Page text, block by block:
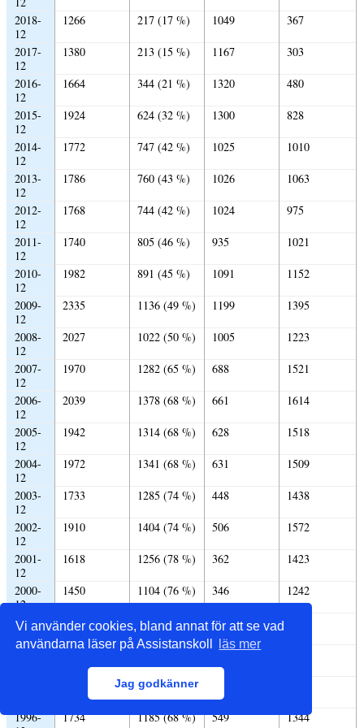
Vi använder cookies, bland annat för att se vad
användarna läser på Assistanskoll
läs mer
Jag godkänner
2018-
12
1266 217 (17 %) 1049 367
2017-
12
1380 213 (15 %) 1167 303
2016-
12
1664 344 (21 %) 1320 480
2015-
12
1924 624 (32 %) 1300 828
2014-
12
1772 747 (42 %) 1025 1010
2013-
12
1786 760 (43 %) 1026 1063
2012-
12
1768 744 (42 %) 1024 975
2011-
12
1740 805 (46 %) 935 1021
2010-
12
1982 891 (45 %) 1091 1152
2009-
12
2335 1136 (49 %) 1199 1395
2008-
12
2027 1022 (50 %) 1005 1223
2007-
12
1970 1282 (65 %) 688 1521
2006-
12
2039 1378 (68 %) 661 1614
2005-
12
1942 1314 (68 %) 628 1518
2004-
12
1972 1341 (68 %) 631 1509
2003-
12
1733 1285 (74 %) 448 1438
2002-
12
1910 1404 (74 %) 506 1572
2001-
12
1618 1256 (78 %) 362 1423
2000-
12
1450 1104 (76 %) 346 1242
1999-
1457 1121 (77 %) 336
286
1105 (79 %)
1996-
1734 1185 (68 %) 549 1344